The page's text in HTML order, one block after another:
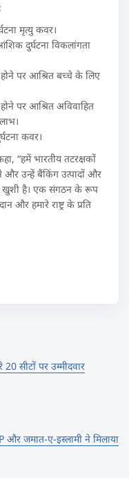
मृत्यु कवर।
दुर्घटना विकलांगता
पर आश्रित बच्चे के लिए
पर आश्रित अविवाहित
कवर।
“हमें भारतीय तटरक्षकों
उन्हें बैंकिंग उत्पादों और
खुशी है। एक संगठन के रूप
हमारे राष्ट्र के प्रति
20 सीटों पर उम्मीदवार
और जमात-ए-इस्लामी ने मिलाया